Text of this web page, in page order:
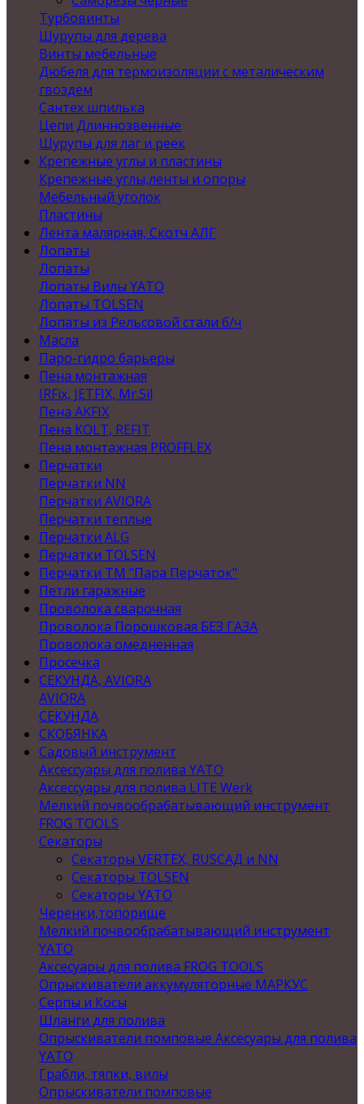
Турбовинты
Шурупы для дерева
Винты мебельные
Дюбеля для термоизоляции с металическим
гвоздем
Сантех шпилька
Цепи Длиннозвенные
Шурупы для лаг и реек
Крепежные углы и пластины
Крепежные углы,ленты и опоры
Мебельный уголок
Пластины
Лента малярная, Скотч АЛГ
Лопаты
Лопаты
Лопаты Вилы YATO
Лопаты TOLSEN
Лопаты из Рельсовой стали б/ч
Масла
Паро-гидро барьеры
Пена монтажная
IRFix, JETFIX, Mr.Sil
Пена AKFIX
Пена KOLT, REFIT
Пена монтажная PROFFLEX
Перчатки
Перчатки NN
Перчатки AVIORA
Перчатки теплые
Перчатки ALG
Перчатки TOLSEN
Перчатки ТМ "Пара Перчаток"
Петли гаражные
Проволока сварочная
Проволока Порошковая БЕЗ ГАЗА
Проволока омедненная
Просечка
СЕКУНДА, AVIORA
AVIORA
СЕКУНДА
СКОБЯНКА
Садовый инструмент
Аксессуары для полива YATO
Аксессуары для полива LITE Werk
Мелкий почвообрабатывающий инструмент
FROG TOOLS
Секаторы
Секаторы VERTEX, RUSСАД и NN
Секаторы TOLSEN
Секаторы YATO
Черенки,топорище
Мелкий почвообрабатывающий инструмент
YATO
Аксесуары для полива FROG TOOLS
Опрыскиватели аккумуляторные МАРКУС
Серпы и Косы
Шланги для полива
Опрыскиватели помповые Аксесуары для полива
YATO
Грабли, тяпки, вилы
Опрыскиватели помповые